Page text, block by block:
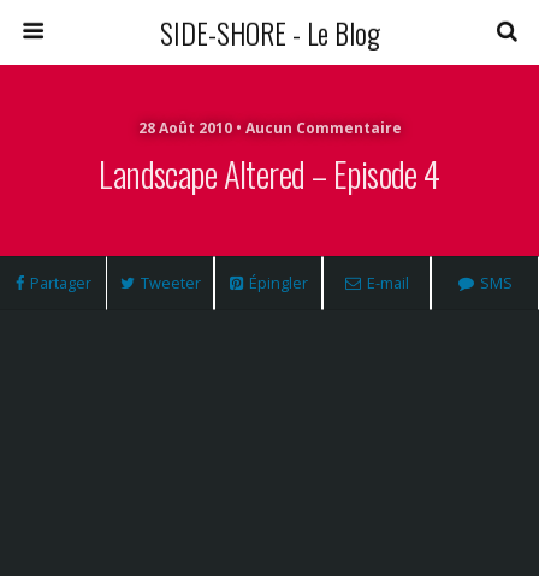
SIDE-SHORE - Le Blog
28 Août 2010 • Aucun Commentaire
Landscape Altered – Episode 4
Partager Tweeter Épingler E-mail SMS